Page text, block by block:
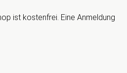
ist kostenfrei. Eine Anmeldung